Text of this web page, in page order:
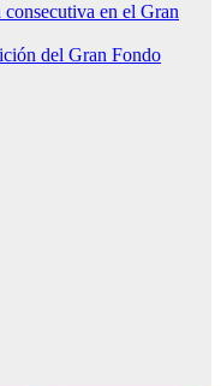
en el Gran
del Gran Fondo